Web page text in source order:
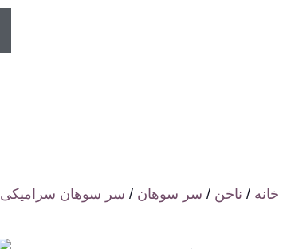
خانه / ناخن / سر سوهان / سر سوهان سرامیکی